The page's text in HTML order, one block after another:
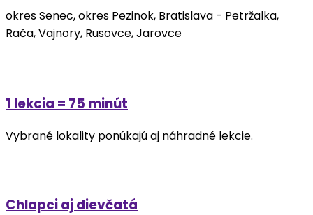
okres Senec, okres Pezinok, Bratislava - Petržalka,
Rača, Vajnory, Rusovce, Jarovce
1 lekcia = 75 minút
Vybrané lokality ponúkajú aj náhradné lekcie.
Chlapci aj dievčatá